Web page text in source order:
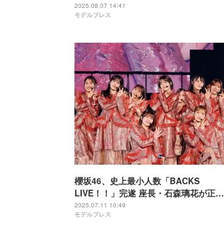
野舜太・夏⽣⼤湖・MON7Aは初出演
2025.08.07 14:41
モデルプレス
櫻坂46、史上最小人数「BACKS
LIVE！！」完遂 座長・石森璃花が正直
な思い語る「もっとメンバーのことが
好きになりました」
2025.07.11 10:49
モデルプレス